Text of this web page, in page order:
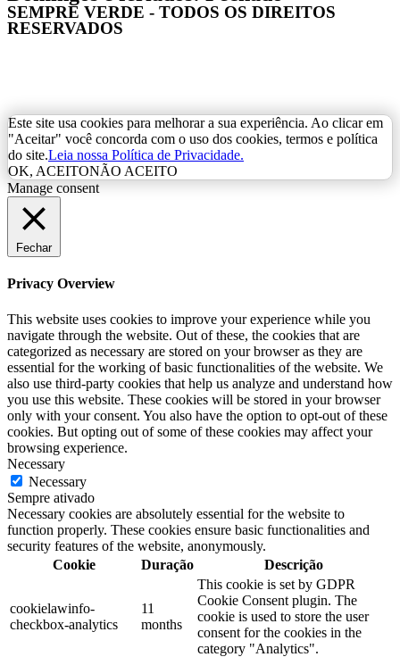
SEMPRE VERDE - TODOS OS DIREITOS
RESERVADOS
Este site usa cookies para melhorar a sua experiência. Ao clicar em
"Aceitar" você concorda com o uso dos cookies, termos e política
do site.Leia nossa Política de Privacidade.
OK, ACEITONÃO ACEITO
Manage consent
Fechar
Privacy Overview
This website uses cookies to improve your experience while you
navigate through the website. Out of these, the cookies that are
categorized as necessary are stored on your browser as they are
essential for the working of basic functionalities of the website. We
also use third-party cookies that help us analyze and understand how
you use this website. These cookies will be stored in your browser
only with your consent. You also have the option to opt-out of these
cookies. But opting out of some of these cookies may affect your
browsing experience.
Necessary
Necessary
Sempre ativado
Necessary cookies are absolutely essential for the website to
function properly. These cookies ensure basic functionalities and
security features of the website, anonymously.
Cookie
Duração Descrição
cookielawinfo-
checkbox-analytics
11
months
This cookie is set by GDPR
Cookie Consent plugin. The
cookie is used to store the user
consent for the cookies in the
category "Analytics".